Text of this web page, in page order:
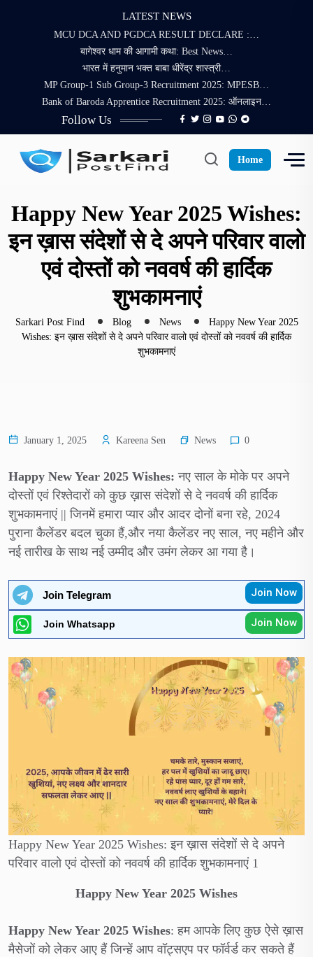
LATEST NEWS
MCU DCA AND PGDCA RESULT DECLARE :…
बागेश्वर धाम की आगामी कथा: Best News…
भारत में हनुमान भक्त बाबा धीरेंद्र शास्त्री…
MP Group-1 Sub Group-3 Recruitment 2025: MPESB…
Bank of Baroda Apprentice Recruitment 2025: ऑनलाइन…
Follow Us
Home
Happy New Year 2025 Wishes:
इन ख़ास संदेशों से दे अपने परिवार वालो
एवं दोस्तों को नववर्ष की हार्दिक
शुभकामनाएं
Sarkari Post Find Blog News
Happy New Year 2025
Wishes: इन ख़ास संदेशों से दे अपने परिवार वालो एवं दोस्तों को नववर्ष की हार्दिक
शुभकामनाएं
January 1, 2025 Kareena Sen News 0
Happy New Year 2025 Wishes: नए साल के मोके पर अपने
दोस्तों एवं रिश्तेदारों को कुछ ख़ास संदेशों से दे नववर्ष की हार्दिक
शुभकामनाएं || जिनमें हमारा प्यार और आदर दोनों बना रहे, 2024
पुराना कैलेंडर बदल चुका हैं,और नया कैलेंडर नए साल, नए महीने और
नई तारीख के साथ नई उम्मीद और उमंग लेकर आ गया है।
Join Telegram Join Now
Join Whatsapp Join Now
Happy New Year 2025 Wishes: इन ख़ास संदेशों से दे अपने
परिवार वालो एवं दोस्तों को नववर्ष की हार्दिक शुभकामनाएं 1
Happy New Year 2025 Wishes
Happy New Year 2025 Wishes: हम आपके लिए कुछ ऐसे ख़ास
मैसेजों को लेकर आए हैं जिन्हें आप वॉट्सएप पर फॉर्वर्ड कर सकते हैं